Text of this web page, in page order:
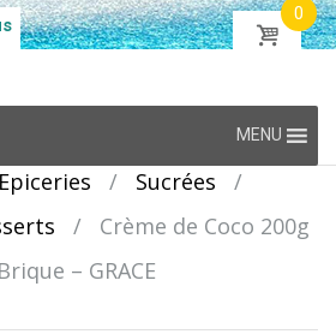
0
MENU
Epiceries / Sucrées
/
/
Crème de Coco 200g
– GRACE